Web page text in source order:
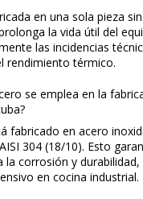
en una sola pieza
la vida útil del
las incidencias
rendimiento térmico.
se emplea en la
fabricado en acero
304 (18/10). Esto
la corrosión y
en cocina industrial.